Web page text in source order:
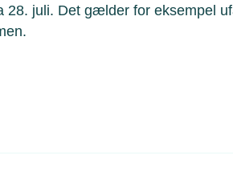
28. juli. Det gælder for eksempel